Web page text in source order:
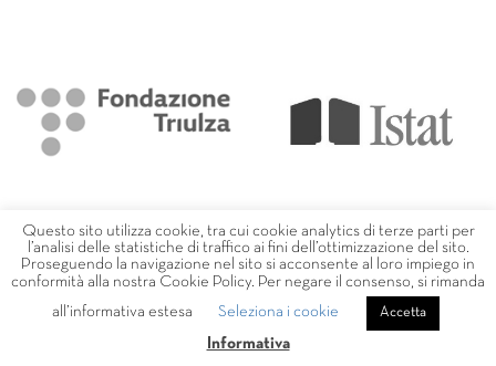
Questo sito utilizza cookie, tra cui cookie analytics di terze parti per
l’analisi delle statistiche di traffico ai fini dell’ottimizzazione del sito.
Proseguendo la navigazione nel sito si acconsente al loro impiego in
conformità alla nostra Cookie Policy. Per negare il consenso, si rimanda
all’informativa estesa
Seleziona i cookie Accetta
Informativa